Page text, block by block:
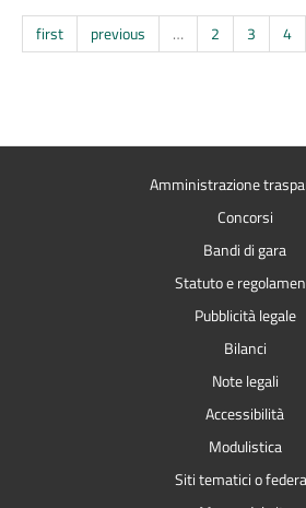
DELL'INSUBRIA
first previous … 2 3 4
Amministrazione
Concorsi
Bandi di gara
Statuto e
Pubblicità legale
Bilanci
Note legali
Accessibilità
Modulistica
Siti tematici o